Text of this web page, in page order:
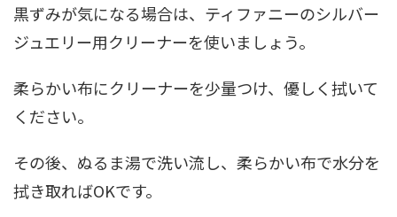
黒ずみが気になる場合は、ティファニーのシルバー
ジュエリー用クリーナーを使いましょう。
柔らかい布にクリーナーを少量つけ、優しく拭いて
ください。
その後、ぬるま湯で洗い流し、柔らかい布で水分を
拭き取ればOKです。